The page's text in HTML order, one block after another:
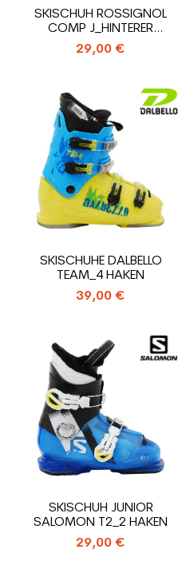
SKISCHUH ROSSIGNOL
COMP J_HINTERER
EINSTIEGS
29,00 €
SKISCHUHE DALBELLO
TEAM_4 HAKEN
39,00 €
SKISCHUH JUNIOR
SALOMON T2_2 HAKEN
29,00 €